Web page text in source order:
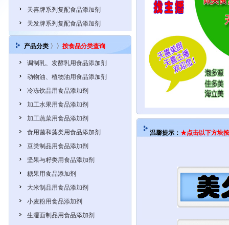
天喜牌系列复配食品添加剂
天发牌系列复配食品添加剂
产品分类 〉〉 按食品分类查询
调制乳、发酵乳用食品添加剂
动物油、植物油用食品添加剂
冷冻饮品用食品添加剂
加工水果用食品添加剂
加工蔬菜用食品添加剂
食用菌和藻类用食品添加剂
豆类制品用食品添加剂
坚果与籽类用食品添加剂
糖果用食品添加剂
大米制品用食品添加剂
小麦粉用食品添加剂
生湿面制品用食品添加剂
温馨提示： ★点击以下方块